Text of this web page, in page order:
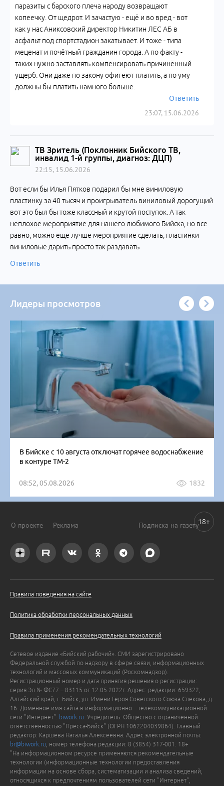
23:07, 15.06.2026
паразиты с барского плеча народу возвращают
копеечку. От щедрот. И зачастую - ещё и во вред - вот
как у нас Аниксовский директор Никитин ЛЕС АБ в
асфальт под спортстадион закатывает. И тоже - типа
меценат и почётный гражданин города. А по факту -
таких нужно заставлять компенсировать причинённый
ущерб. Они даже по закону офигеют платить, а по уму
должны бы платить намного больше.
Ответить
ТВ Зритель (Поклонник Бийского ТВ,
инвалид 1-й группы, диагноз: ДЦП)
22:15, 15.06.2026
Вот если бы Илья Пятков подарил бы мне виниловую
пластинку за 40 тысяч и проигрыватель виниловый дорогущий
вот это был бы тоже классный и крутой поступок. А так
неплохое мероприятие для нашего любимого Бийска, но все
равно, можно еще лучше мероприятие сделать, пластинки
виниловые дарить просто так раздавать
Ответить
Лидеры просмотров
В Бийске с 10 августа отключат горячее водоснабжение
в контуре ТМ-2
08:52, 05.08.2026 1832
О проекте Реклама Подписка на газету
Правила поведения на сайте
Политика обработки персональных данных
Правила применения рекомендательных технологий
Сетевое издание «Бийский рабочий». СМИ зарегистрировано
Федеральной службой по надзору в сфере связи, информационных
технологий и массовых коммуникаций (Роскомнадзор).
Регистрационный номер и дата принятия решения о регистрации:
серия Эл № ФС77 – 83115 от 12.05.2022г. Адрес: редакции: 659322,
Алтайский край, г. Бийск, ул. Имени Героя Советского Союза Спекова, д.
16. Доменное имя сайта в информационно – телекоммуникационной
сети "Интернет": biwork.ru . Учредитель: Общество с ограниченной
ответственностью "Пресса-Бийск" (ОГРН 1062204039864). Главный
редактор: Каршева Наталья Алексеевна. Адрес электронной почты:
br@biwork.ru , номер телефона редакции: 8 (3854) 317-001. 18+
"На информационном ресурсе применяются рекомендательные
технологии (информационные технологии предоставления
информации на основе сбора, систематизации и анализа сведений,
относящихся к предпочтениям пользователей сети "Интернет",
18+